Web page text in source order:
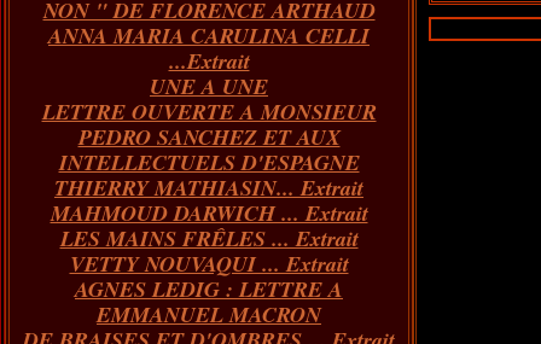
NON " DE FLORENCE ARTHAUD
ANNA MARIA CARULINA CELLI
...Extrait
UNE A UNE
LETTRE OUVERTE A MONSIEUR
PEDRO SANCHEZ ET AUX
INTELLECTUELS D'ESPAGNE
THIERRY MATHIASIN... Extrait
MAHMOUD DARWICH ... Extrait
LES MAINS FRÊLES ... Extrait
VETTY NOUVAQUI ... Extrait
AGNES LEDIG : LETTRE A
EMMANUEL MACRON